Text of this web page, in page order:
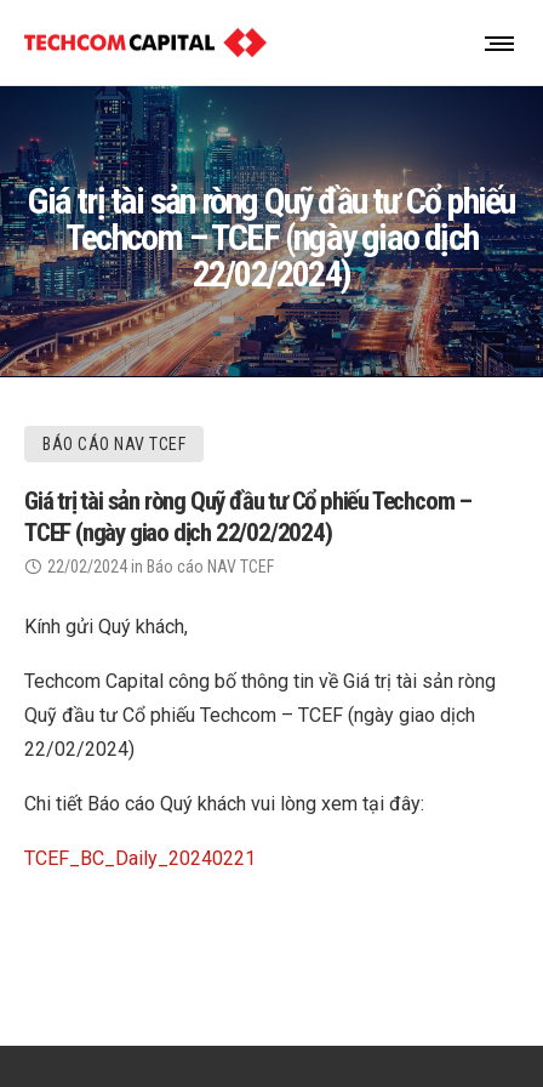
Giá trị tài sản ròng Quỹ đầu tư Cổ phiếu
Techcom – TCEF (ngày giao dịch
22/02/2024)
BÁO CÁO NAV TCEF
Giá trị tài sản ròng Quỹ đầu tư Cổ phiếu Techcom –
TCEF (ngày giao dịch 22/02/2024)
22/02/2024in Báo cáo NAV TCEF
Kính gửi Quý khách,
Techcom Capital công bố thông tin về Giá trị tài sản ròng
Quỹ đầu tư Cổ phiếu Techcom – TCEF (ngày giao dịch
22/02/2024)
Chi tiết Báo cáo Quý khách vui lòng xem tại đây:
TCEF_BC_Daily_20240221